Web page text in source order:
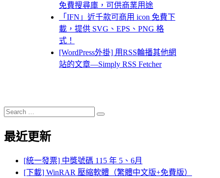
免費搜尋庫，可供商業用途
「IFN」近千款可商用 icon 免費下
載，提供 SVG、EPS、PNG 格
式！
[WordPress外掛] 用RSS輪播其他網
站的文章—Simply RSS Fetcher
Search
for:
Search
最近更新
[統一發票] 中獎號碼 115 年 5、6月
[下載] WinRAR 壓縮軟體（繁體中文版+免費版）